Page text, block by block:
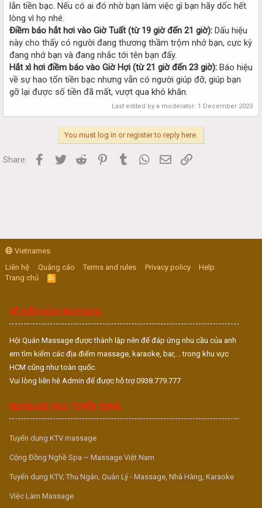
lẫn tiền bạc. Nếu có ai đó nhờ bạn làm việc gì bạn hãy dốc hết
lòng vì họ nhé.
Điềm báo hắt hơi vào Giờ Tuất (từ 19 giờ đến 21 giờ): Dấu hiệu
này cho thấy có người đang thương thầm trộm nhớ bạn, cực kỳ
đang nhớ bạn và đang nhắc tới tên bạn đấy.
Hắt xì hơi điềm báo vào Giờ Hợi (từ 21 giờ đến 23 giờ): Báo hiệu
về sự hao tổn tiền bạc nhưng vẫn có người giúp đỡ, giúp bạn
gỡ lại được số tiền đã mất, vượt qua khó khăn.
Last edited by a moderator: 1 December 2023
You must log in or register to reply here.
Share: Facebook
Twitter Reddit PinterestTumblr WhatsApp
Email
Vietnames
Liên hệ
Quảng cáo Terms and rules Privacy policy
Help
Trang chủ
R
S
VỀ DIỄN ĐÀN MASSAGE
Hội Quán Massage được thành lập nên để đáp ứng nhu cầu của anh
em tìm kiếm các địa điểm massage, karaoke, bar,... trong khu vực
HCM cũng như toàn quốc.
Vui lòng liên hệ Admin để được hỗ trợ 0938.779.777
MASSAGE VUA TUYỂN DỤNG
Tuyển dụng KTV massage
Cộng Đồng Nghề Spa – Massage Việt Nam
Tuyển dụng KTV, Thu Ngân, Quản Lý - Massage, Nhà Hàng, Karaoke
Việc Làm Massage